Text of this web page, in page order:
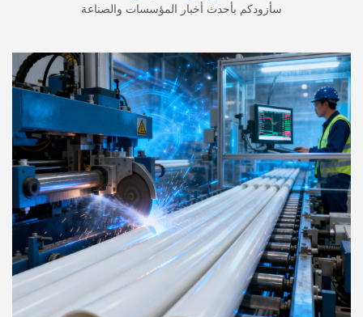
سأزودكم بأحدث أخبار المؤسسات والصناعة